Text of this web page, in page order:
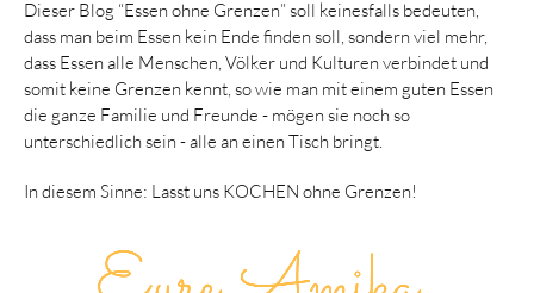
Dieser Blog “Essen ohne Grenzen” soll keinesfalls bedeuten,
dass man beim Essen kein Ende finden soll, sondern viel mehr,
dass Essen alle Menschen, Völker und Kulturen verbindet und
somit keine Grenzen kennt, so wie man mit einem guten Essen
die ganze Familie und Freunde - mögen sie noch so
unterschiedlich sein - alle an einen Tisch bringt.
In diesem Sinne: Lasst uns KOCHEN ohne Grenzen!